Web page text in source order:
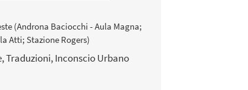
(Androna Baciocchi - Aula Magna;
Atti; Stazione Rogers)
Traduzioni, Inconscio Urbano